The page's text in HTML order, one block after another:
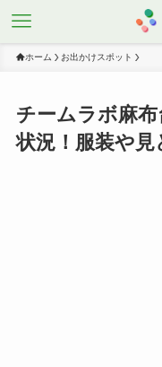
ホーム お出かけスポット
チームラボ麻
状況！服装や見